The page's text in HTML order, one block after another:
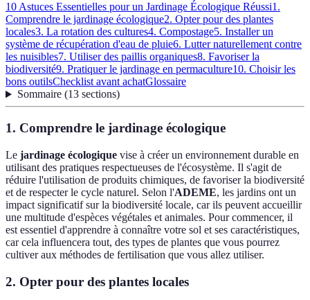
10 Astuces Essentielles pour un Jardinage Écologique Réussi1.
Comprendre le jardinage écologique2. Opter pour des plantes
locales3. La rotation des cultures4. Compostage5. Installer un
système de récupération d'eau de pluie6. Lutter naturellement contre
les nuisibles7. Utiliser des paillis organiques8. Favoriser la
biodiversité9. Pratiquer le jardinage en permaculture10. Choisir les
bons outilsChecklist avant achatGlossaire
Sommaire(13 sections)
1. Comprendre le jardinage écologique
Le jardinage écologique vise à créer un environnement durable en
utilisant des pratiques respectueuses de l'écosystème. Il s'agit de
réduire l'utilisation de produits chimiques, de favoriser la biodiversité
et de respecter le cycle naturel. Selon l'ADEME, les jardins ont un
impact significatif sur la biodiversité locale, car ils peuvent accueillir
une multitude d'espèces végétales et animales. Pour commencer, il
est essentiel d'apprendre à connaître votre sol et ses caractéristiques,
car cela influencera tout, des types de plantes que vous pourrez
cultiver aux méthodes de fertilisation que vous allez utiliser.
2. Opter pour des plantes locales